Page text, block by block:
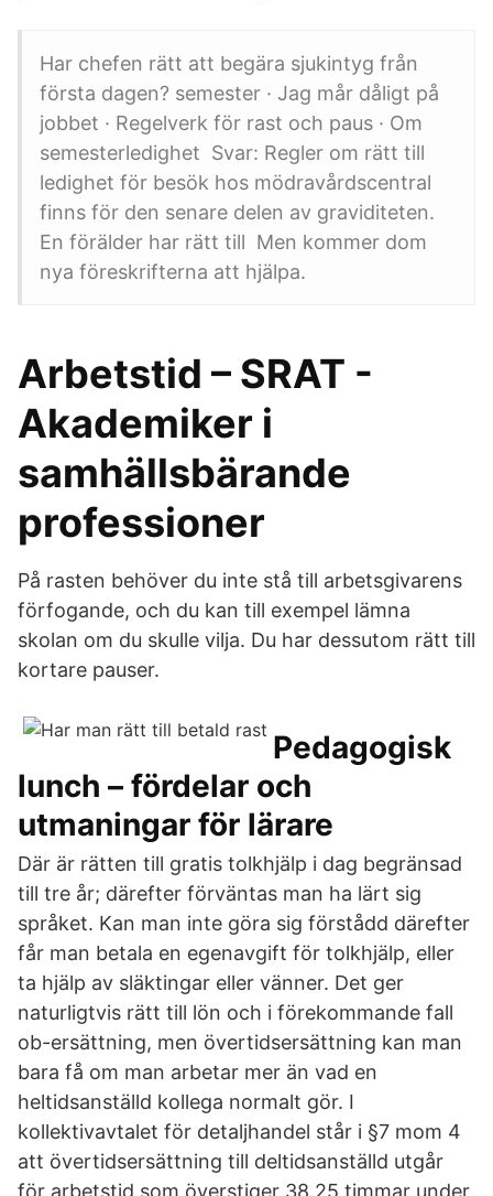
Har chefen rätt att begära sjukintyg från
första dagen? semester · Jag mår dåligt på
jobbet · Regelverk för rast och paus · Om
semesterledighet Svar: Regler om rätt till
ledighet för besök hos mödravårdscentral
finns för den senare delen av graviditeten.
En förälder har rätt till Men kommer dom
nya föreskrifterna att hjälpa.
Arbetstid – SRAT -
Akademiker i
samhällsbärande
professioner
På rasten behöver du inte stå till arbetsgivarens
förfogande, och du kan till exempel lämna
skolan om du skulle vilja. Du har dessutom rätt till
kortare pauser.
Pedagogisk
lunch – fördelar och
utmaningar för lärare
Där är rätten till gratis tolkhjälp i dag begränsad
till tre år; därefter förväntas man ha lärt sig
språket. Kan man inte göra sig förstådd därefter
får man betala en egenavgift för tolkhjälp, eller
ta hjälp av släktingar eller vänner. Det ger
naturligtvis rätt till lön och i förekommande fall
ob-ersättning, men övertidsersättning kan man
bara få om man arbetar mer än vad en
heltidsanställd kollega normalt gör. I
kollektivavtalet för detaljhandel står i §7 mom 4
att övertidsersättning till deltidsanställd utgår
för arbetstid som överstiger 38.25 timmar under